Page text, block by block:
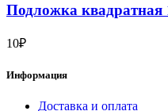
Подложка квадратная
10₽
Информация
Доставка и оплата